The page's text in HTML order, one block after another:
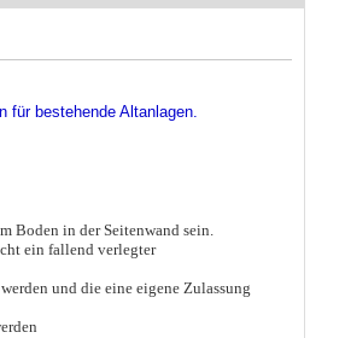
für bestehende Altanlagen.
Boden in der Seitenwand sein.
ein fallend verlegter
und die eine eigene Zulassung